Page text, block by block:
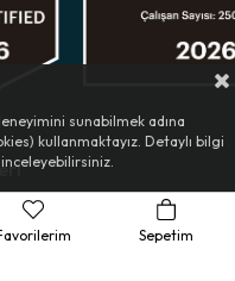
sunabilmek adına
kullanmaktayız. Detaylı bilgi
inceleyebilirsiniz.
Sepetim